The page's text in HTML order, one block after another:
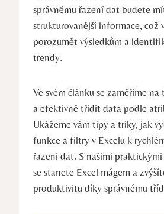
správnému řazení dat budete
strukturovanější informace, což
porozumět výsledkům a
trendy.
Ve svém článku se zaměříme na
a efektivně třídit data podle
Ukážeme vám tipy a triky, jak
funkce a filtry v Excelu k
řazení dat. S našimi
se stanete Excel mágem a
produktivitu díky správnému